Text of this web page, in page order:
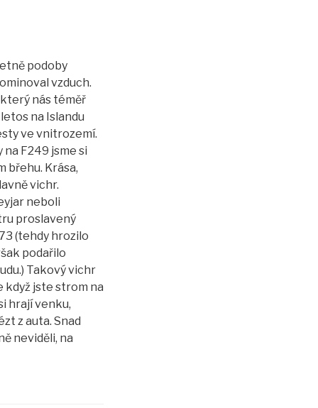
podoby
vzduch.
nás téměř
na Islandu
ve vnitrozemí.
na F249 jsme si
břehu. Krása,
vichr.
neboli
proslavený
(tehdy hrozilo
podařilo
Takový vichr
když jste strom na
hrají venku,
z auta. Snad
neviděli, na